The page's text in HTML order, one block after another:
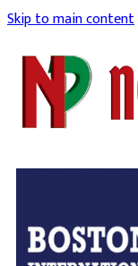
Skip to main content